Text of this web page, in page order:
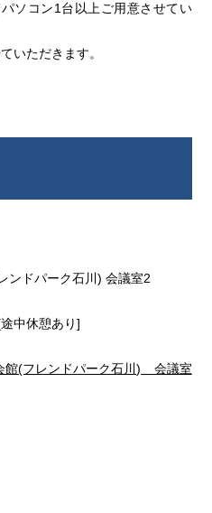
ソコン1台以上ご用意させてい
いただきます。
レンドパーク石川) 会議室2
中休憩あり]
館(フレンドパーク石川) 会議室